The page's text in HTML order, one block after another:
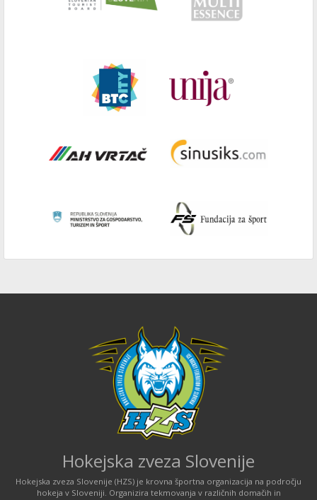
Hokejska zveza Slovenije
Hokejska zveza Slovenije (HZS) je krovna športna organizacija na področju
hokeja v Sloveniji. Organizira tekmovanja v različnih domačih in